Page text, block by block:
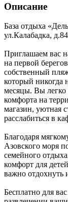
Описание
База отдыха
ул.Калабадка, д.84
Приглашаем вас
на первой
собственный
который никогда
месяцы. Вы легко
комфорта на
магазин, уютная
расслабиться в
Благодаря
Азовского моря
семейного
комфорт для
важно отдохнуть
Бесплатно для